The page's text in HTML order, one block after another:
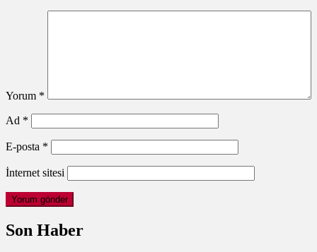
Yorum *
Ad *
E-posta *
İnternet sitesi
Son Haber